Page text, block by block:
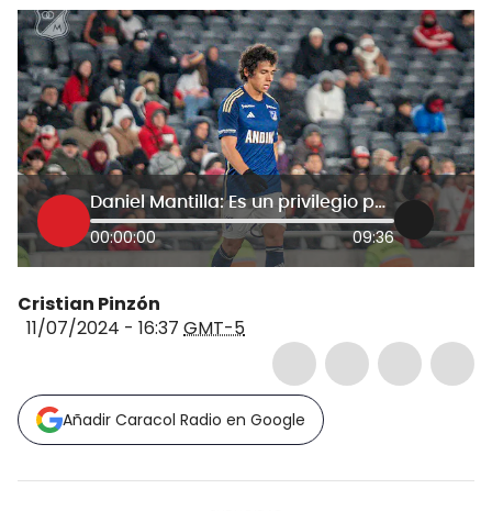
Daniel Mantilla: Es un privilegio para todos los jugadores de Millonarios estar con Falcao
00:00:00 09:36
Cristian Pinzón
11/07/2024 - 16:37 GMT-5
Añadir Caracol Radio en Google